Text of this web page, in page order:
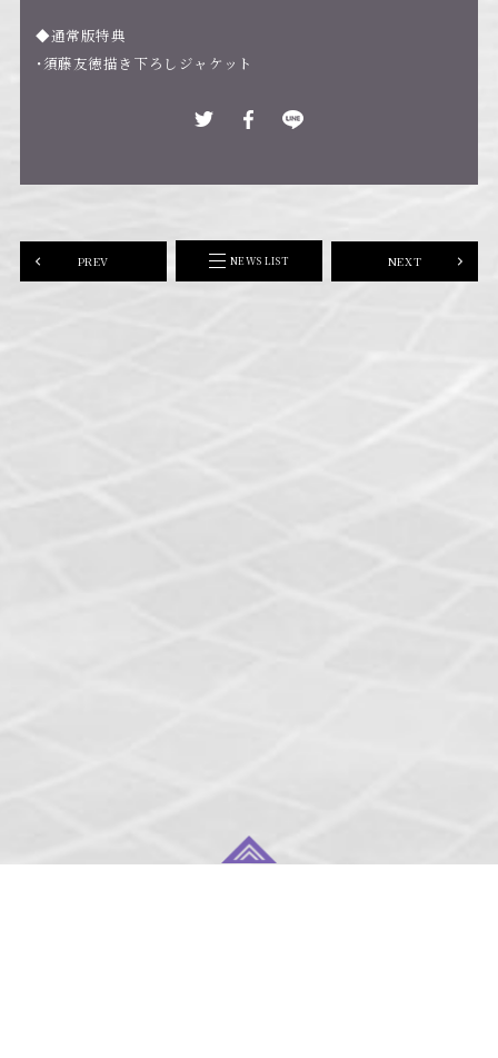
◆通常版特典
・須藤友徳描き下ろしジャケット
PREV NEWS LIST NEXT